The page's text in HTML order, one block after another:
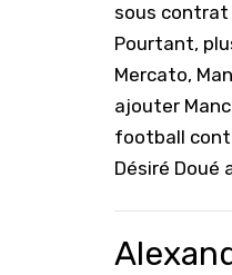
sous contrat
Pourtant,
Mercato,
ajouter
football
Désiré Doué